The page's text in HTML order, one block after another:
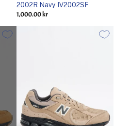
2002R Navy IV2002SF
1,000.00 kr